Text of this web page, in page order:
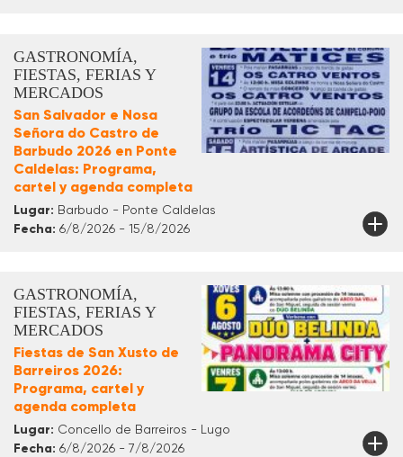
GASTRONOMÍA,
FIESTAS, FERIAS Y
MERCADOS
San Salvador e Nosa
Señora do Castro de
Barbudo 2026 en Ponte
Caldelas: Programa,
cartel y agenda completa
Lugar: Barbudo - Ponte Caldelas
Fecha: 6/8/2026 - 15/8/2026
GASTRONOMÍA,
FIESTAS, FERIAS Y
MERCADOS
Fiestas de San Xusto de
Barreiros 2026:
Programa, cartel y
agenda completa
Lugar: Concello de Barreiros - Lugo
Fecha: 6/8/2026 - 7/8/2026